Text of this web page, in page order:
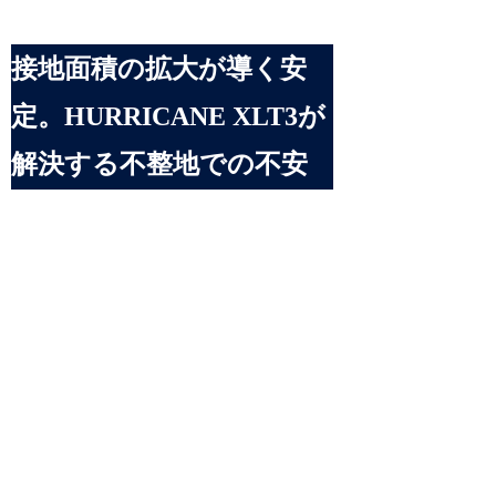
接地面積の拡大が導く安
定。HURRICANE XLT3が
解決する不整地での不安